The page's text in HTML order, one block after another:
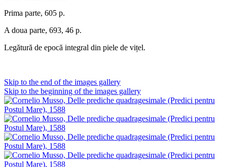
Prima parte, 605 p.
A doua parte, 693, 46 p.
Legătură de epocă integral din piele de vițel.
Skip to the end of the images gallery
Skip to the beginning of the images gallery